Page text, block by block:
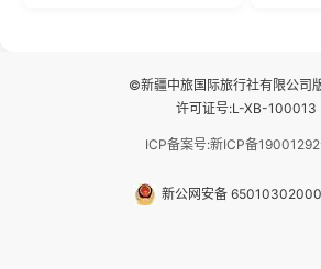
©新疆中旅国际旅行社有限公司
许可证号:L-XB-100013
ICP备案号:新ICP备
新公网安备